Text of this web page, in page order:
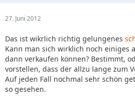
27. Juni 2012
Das ist wikrlich richtig gelungenes
Kann man sich wirklich noch einiges
dann verkaufen können? Bestimmt,
vorstellen, dass der allzu lange zum
Auf jeden Fall nochmal sehr schön
so gesehen.